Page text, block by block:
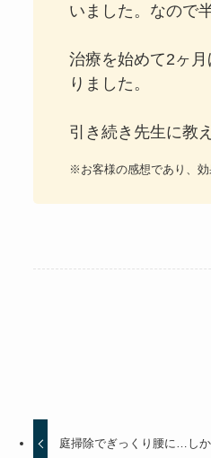
いました。なので
治療を始めて2ヶ
りました。
引き続き先生に教
※お客様の感想であり、効
庭掃除でぎっくり腰に…し